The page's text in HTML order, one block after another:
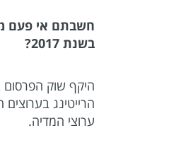
חשבתם אי פעם
בשנת 2017?
הרייטינג
ערוצי המדיה.